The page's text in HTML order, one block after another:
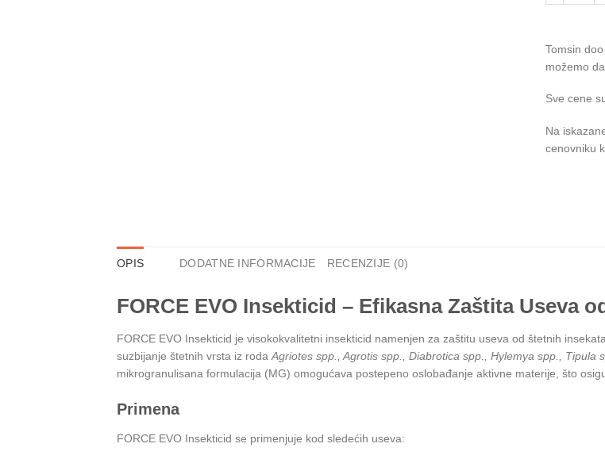
Tomsin
možemo
Sve cene
Na
cenovniku
OPIS DODATNE INFORMACIJE RECENZIJE (0)
FORCE EVO Insekticid – Efikasna Zaštita Useva
FORCE EVO Insekticid je visokokvalitetni insekticid namenjen za zaštitu useva od štetnih
suzbijanje štetnih vrsta iz roda Agriotes spp., Agrotis spp., Diabrotica spp., Hylemya spp., Tipula
mikrogranulisana formulacija (MG) omogućava postepeno oslobađanje aktivne materije, što
Primena
FORCE EVO Insekticid se primenjuje kod sledećih useva: